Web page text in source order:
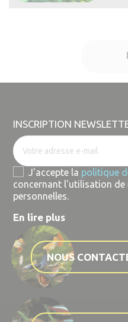
INSCRIPTION
J'accepte la politique
concernant l'utilisation de
personnelles.
En lire plus
NOUS